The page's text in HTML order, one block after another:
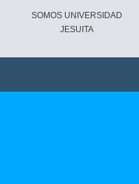
SOMOS UNIVERSIDAD
JESUITA